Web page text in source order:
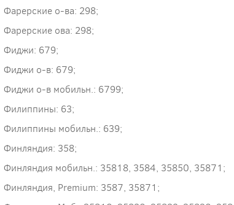
Фарерские о-ва: 298;
Фарерские ова: 298;
Фиджи: 679;
Фиджи о-в: 679;
Фиджи о-в мобильн.: 6799;
Филиппины: 63;
Филиппины мобильн.: 639;
Финляндия: 358;
Финляндия мобильн.: 35818, 3584, 35850, 35871;
Финляндия, Premium: 3587, 35871;